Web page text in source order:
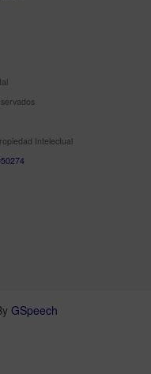
Intelectual
GSpeech